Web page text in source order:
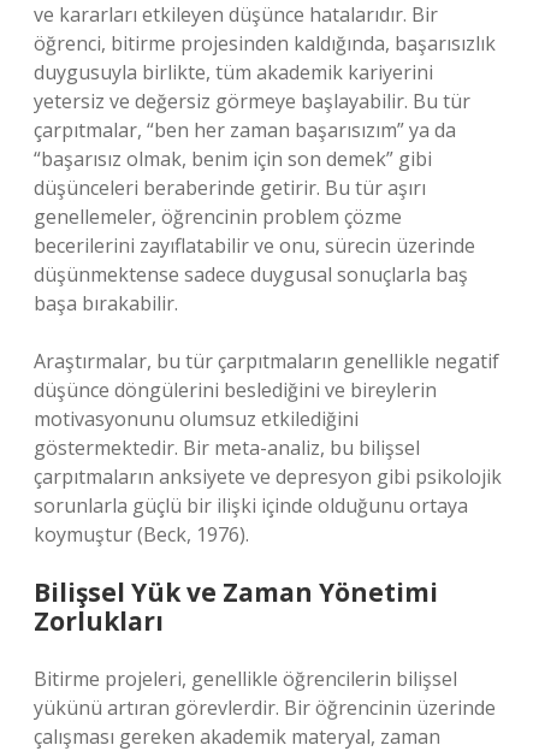
ve kararları etkileyen düşünce hatalarıdır. Bir
öğrenci, bitirme projesinden kaldığında, başarısızlık
duygusuyla birlikte, tüm akademik kariyerini
yetersiz ve değersiz görmeye başlayabilir. Bu tür
çarpıtmalar, “ben her zaman başarısızım” ya da
“başarısız olmak, benim için son demek” gibi
düşünceleri beraberinde getirir. Bu tür aşırı
genellemeler, öğrencinin problem çözme
becerilerini zayıflatabilir ve onu, sürecin üzerinde
düşünmektense sadece duygusal sonuçlarla baş
başa bırakabilir.
Araştırmalar, bu tür çarpıtmaların genellikle negatif
düşünce döngülerini beslediğini ve bireylerin
motivasyonunu olumsuz etkilediğini
göstermektedir. Bir meta-analiz, bu bilişsel
çarpıtmaların anksiyete ve depresyon gibi psikolojik
sorunlarla güçlü bir ilişki içinde olduğunu ortaya
koymuştur (Beck, 1976).
Bilişsel Yük ve Zaman Yönetimi
Zorlukları
Bitirme projeleri, genellikle öğrencilerin bilişsel
yükünü artıran görevlerdir. Bir öğrencinin üzerinde
çalışması gereken akademik materyal, zaman